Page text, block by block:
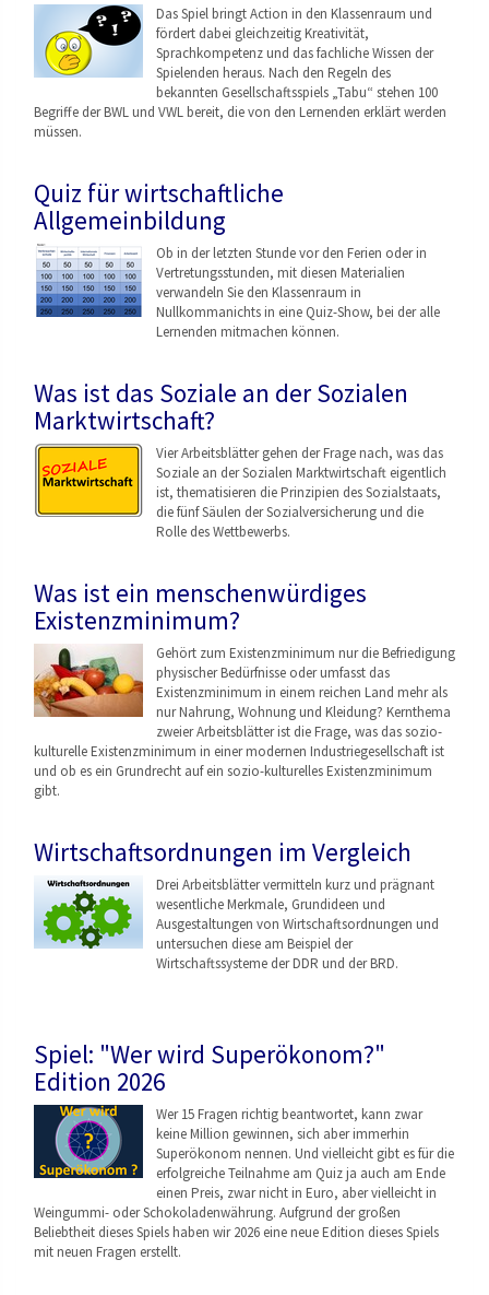
Das Spiel bringt Action in den Klassenraum und
fördert dabei gleichzeitig Kreativität,
Sprachkompetenz und das fachliche Wissen der
Spielenden heraus. Nach den Regeln des
bekannten Gesellschaftsspiels „Tabu“ stehen 100
Begriffe der BWL und VWL bereit, die von den Lernenden erklärt werden
müssen.
Quiz für wirtschaftliche
Allgemeinbildung
Ob in der letzten Stunde vor den Ferien oder in
Vertretungsstunden, mit diesen Materialien
verwandeln Sie den Klassenraum in
Nullkommanichts in eine Quiz-Show, bei der alle
Lernenden mitmachen können.
Was ist das Soziale an der Sozialen
Marktwirtschaft?
Vier Arbeitsblätter gehen der Frage nach, was das
Soziale an der Sozialen Marktwirtschaft eigentlich
ist, thematisieren die Prinzipien des Sozialstaats,
die fünf Säulen der Sozialversicherung und die
Rolle des Wettbewerbs.
Was ist ein menschenwürdiges
Existenzminimum?
Gehört zum Existenzminimum nur die Befriedigung
physischer Bedürfnisse oder umfasst das
Existenzminimum in einem reichen Land mehr als
nur Nahrung, Wohnung und Kleidung? Kernthema
zweier Arbeitsblätter ist die Frage, was das sozio-
kulturelle Existenzminimum in einer modernen Industriegesellschaft ist
und ob es ein Grundrecht auf ein sozio-kulturelles Existenzminimum
gibt.
Wirtschaftsordnungen im Vergleich
Drei Arbeitsblätter vermitteln kurz und prägnant
wesentliche Merkmale, Grundideen und
Ausgestaltungen von Wirtschaftsordnungen und
untersuchen diese am Beispiel der
Wirtschaftssysteme der DDR und der BRD.
Spiel: "Wer wird Superökonom?"
Edition 2026
Wer 15 Fragen richtig beantwortet, kann zwar
keine Million gewinnen, sich aber immerhin
Superökonom nennen. Und vielleicht gibt es für die
erfolgreiche Teilnahme am Quiz ja auch am Ende
einen Preis, zwar nicht in Euro, aber vielleicht in
Weingummi- oder Schokoladenwährung. Aufgrund der großen
Beliebtheit dieses Spiels haben wir 2026 eine neue Edition dieses Spiels
mit neuen Fragen erstellt.